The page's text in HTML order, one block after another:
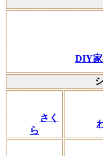
DIY
さく
ら